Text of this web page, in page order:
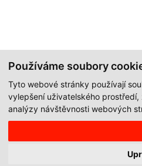
Používáme soubory
Tyto webové stránky používají
vylepšení uživatelského
analýzy návštěvnosti webových